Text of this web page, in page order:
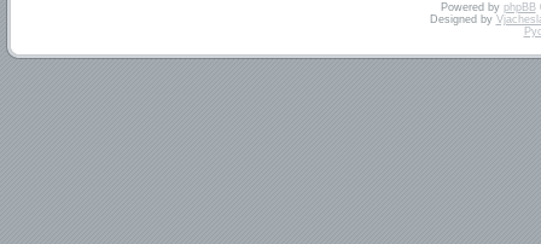
Powered by phpBB
Designed by